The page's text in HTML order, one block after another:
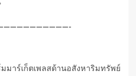
มาร์เก็ตเพลสด้านอสังหาริมทรัพย์